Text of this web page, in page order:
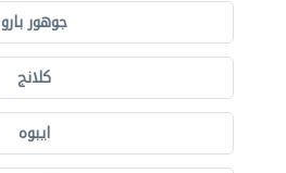
جوهور بارو
كلانج
ايبوه